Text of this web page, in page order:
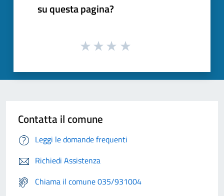
su questa pagina?
Contatta il comune
Leggi le domande frequenti
Richiedi Assistenza
Chiama il comune 035/931004